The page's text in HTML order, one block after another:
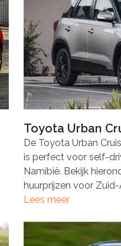
Toyota Urban
De Toyota Urban
is perfect voor self-
Namibië. Bekijk
huurprijzen voor
Lees meer